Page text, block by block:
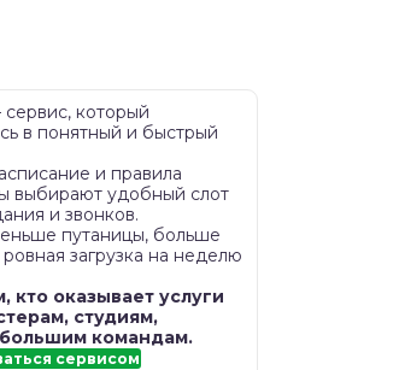
который
в понятный и быстрый
и правила
выбирают удобный слот
и звонков.
путаницы, больше
загрузка на неделю
кто оказывает услуги
студиям,
командам.
сервисом